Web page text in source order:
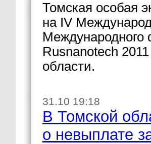
Томская особая
на IV
Международного
Rusnanotech
области.
31.10 19:18
В Томской
о невыплате